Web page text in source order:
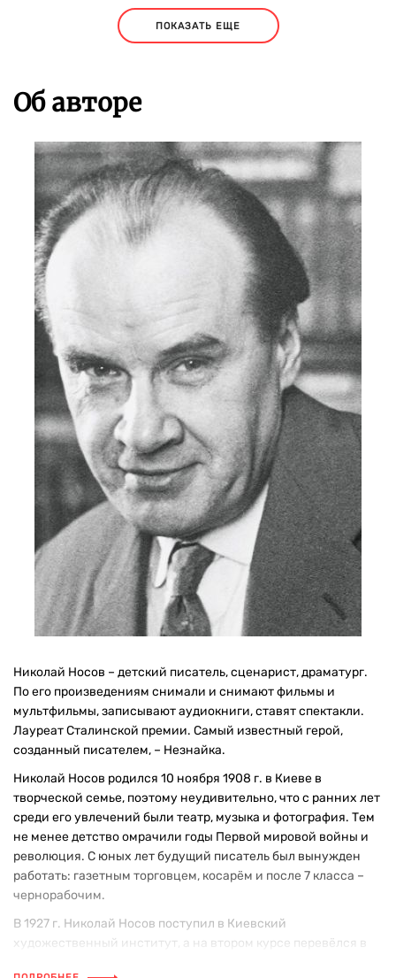
ПОКАЗАТЬ ЕЩЕ
Об авторе
Николай Носов – детский писатель, сценарист, драматург.
По его произведениям снимали и снимают фильмы и
мультфильмы, записывают аудиокниги, ставят спектакли.
Лауреат Сталинской премии. Самый известный герой,
созданный писателем, – Незнайка.
Николай Носов родился 10 ноября 1908 г. в Киеве в
творческой семье, поэтому неудивительно, что с ранних лет
среди его увлечений были театр, музыка и фотография. Тем
не менее детство омрачили годы Первой мировой войны и
революция. С юных лет будущий писатель был вынужден
работать: газетным торговцем, косарём и после 7 класса –
чернорабочим.
В 1927 г. Николай Носов поступил в Киевский
художественный институт, а на втором курсе перевёлся в